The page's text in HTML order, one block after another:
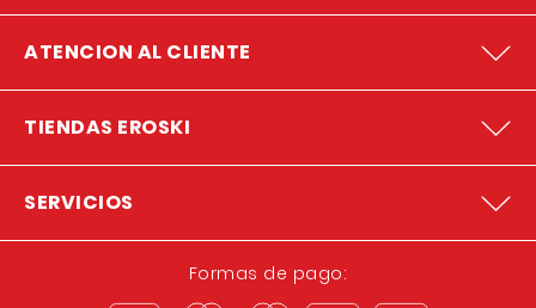
ATENCION AL CLIENTE
TIENDAS EROSKI
SERVICIOS
Formas de pago: